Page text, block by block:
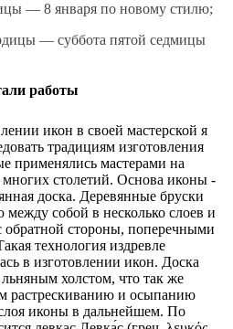
— 8 января по новому стилю;
— суббота пятой седмицы
работы
икон в своей мастерской я
традициям изготовления
применялись мастерами на
столетий. Основа иконы -
доска. Деревянные бруски
между собой в несколько слоев и
обратной стороны, поперечными
технология издревле
в изготовлении икон. Доска
льняным холстом, что так же
растрескиванию и осыпанию
иконы в дальнейшем. По